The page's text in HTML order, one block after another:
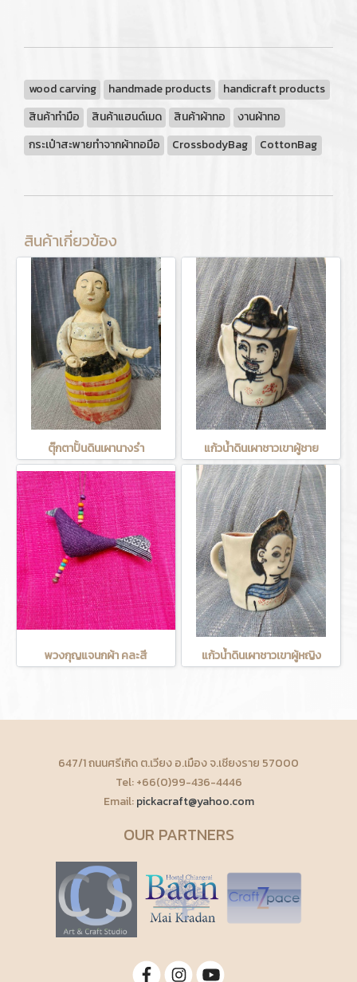
wood carving handmade products
handicraft products
สินค้าทำมือ
สินค้าแฮนด์เมด สินค้าผ้าทอ
งานผ้าทอ
กระเป๋าสะพายทำจากผ้าทอมือ
CrossbodyBag CottonBag
สินค้าเกี่ยวข้อง
ตุ๊กตาปั้นดินเผานางรำ แก้วน้ำดินเผาชาวเขาผู้ชาย
พวงกุญแจนกผ้า คละสี แก้วน้ำดินเผาชาวเขาผู้หญิง
647/1 ถนนศรีเกิด ต.เวียง อ.เมือง จ.เชียงราย 57000
Tel: +66(0)99-436-4446
Email:pickacraft@yahoo.com
OUR PARTNERS